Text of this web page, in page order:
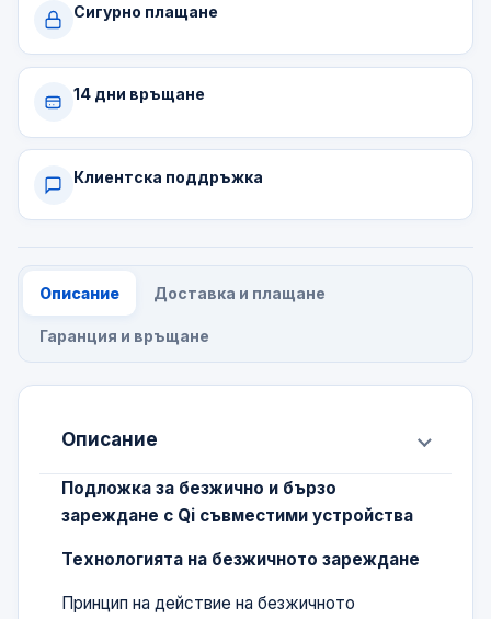
Сигурно плащане
14 дни връщане
Клиентска поддръжка
Описание Доставка и плащане
Гаранция и връщане
Описание
Подложка за безжично и бързо
зареждане с Qi съвместими устройства
Технологията на безжичното зареждане
Принцип на действие на безжичното